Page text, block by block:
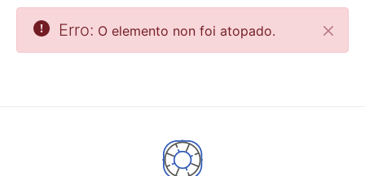
Erro: O elemento non foi atopado.